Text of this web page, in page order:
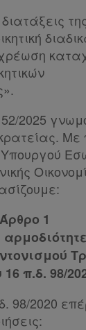
διατάξεις
2025
Άρθρο 1
π.δ. 98/
98/2020